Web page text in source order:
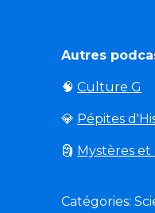
Autres
🧠 Culture G
💎 Pépites
🗿 Mystères et
Catégories: